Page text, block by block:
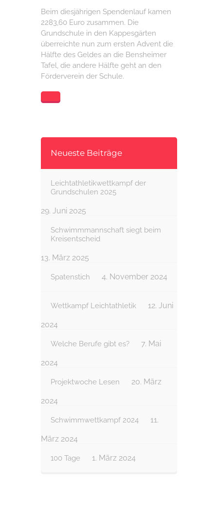
Beim diesjährigen Spendenlauf kamen
2283,60 Euro zusammen. Die
Grundschule in den Kappesgärten
überreichte nun zum ersten Advent die
Hälfte des Geldes an die Bensheimer
Tafel, die andere Hälfte geht an den
Förderverein der Schule.
Neueste Beiträge
Leichtathletikwettkampf der
Grundschulen 2025
29. Juni 2025
Schwimmmannschaft siegt beim
Kreisentscheid
13. März 2025
Spatenstich 4. November 2024
Wettkampf Leichtathletik 12. Juni
2024
Welche Berufe gibt es? 7. Mai
2024
Projektwoche Lesen 20. März
2024
Schwimmwettkampf 2024 11.
März 2024
100 Tage 1. März 2024